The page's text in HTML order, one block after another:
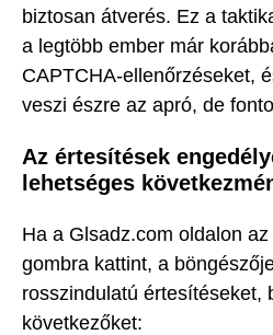
biztosan átverés. Ez a
a legtöbb ember már
CAPTCHA-ellenőrzéseket,
veszi észre az apró, de
Az értesítések
lehetséges
Ha a Glsadz.com oldalon az
gombra kattint, a
rosszindulatú értesítéseket,
következőket: